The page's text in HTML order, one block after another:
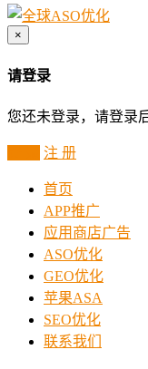
×
请登录
您还未登录，请登录
注 册
首页
APP推广
应用商店广告
ASO优化
GEO优化
苹果ASA
SEO优化
联系我们